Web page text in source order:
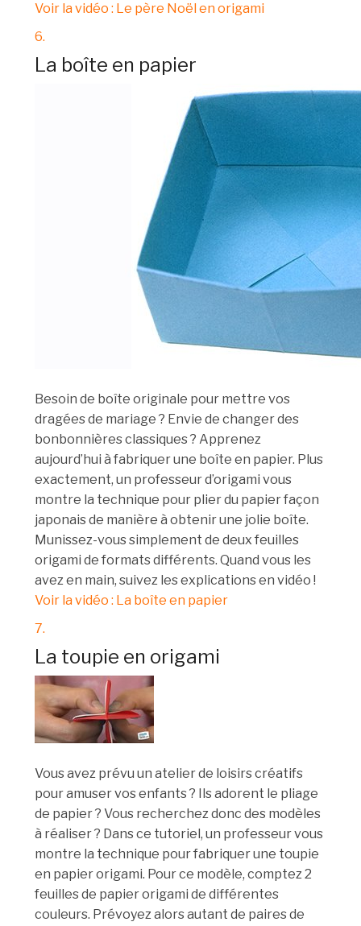
Voir la vidéo : Le père Noël en origami
6.
La boîte en papier
Besoin de boîte originale pour mettre vos
dragées de mariage ? Envie de changer des
bonbonnières classiques ? Apprenez
aujourd’hui à fabriquer une boîte en papier. Plus
exactement, un professeur d’origami vous
montre la technique pour plier du papier façon
japonais de manière à obtenir une jolie boîte.
Munissez-vous simplement de deux feuilles
origami de formats différents. Quand vous les
avez en main, suivez les explications en vidéo !
Voir la vidéo : La boîte en papier
7.
La toupie en origami
Vous avez prévu un atelier de loisirs créatifs
pour amuser vos enfants ? Ils adorent le pliage
de papier ? Vous recherchez donc des modèles
à réaliser ? Dans ce tutoriel, un professeur vous
montre la technique pour fabriquer une toupie
en papier origami. Pour ce modèle, comptez 2
feuilles de papier origami de différentes
couleurs. Prévoyez alors autant de paires de